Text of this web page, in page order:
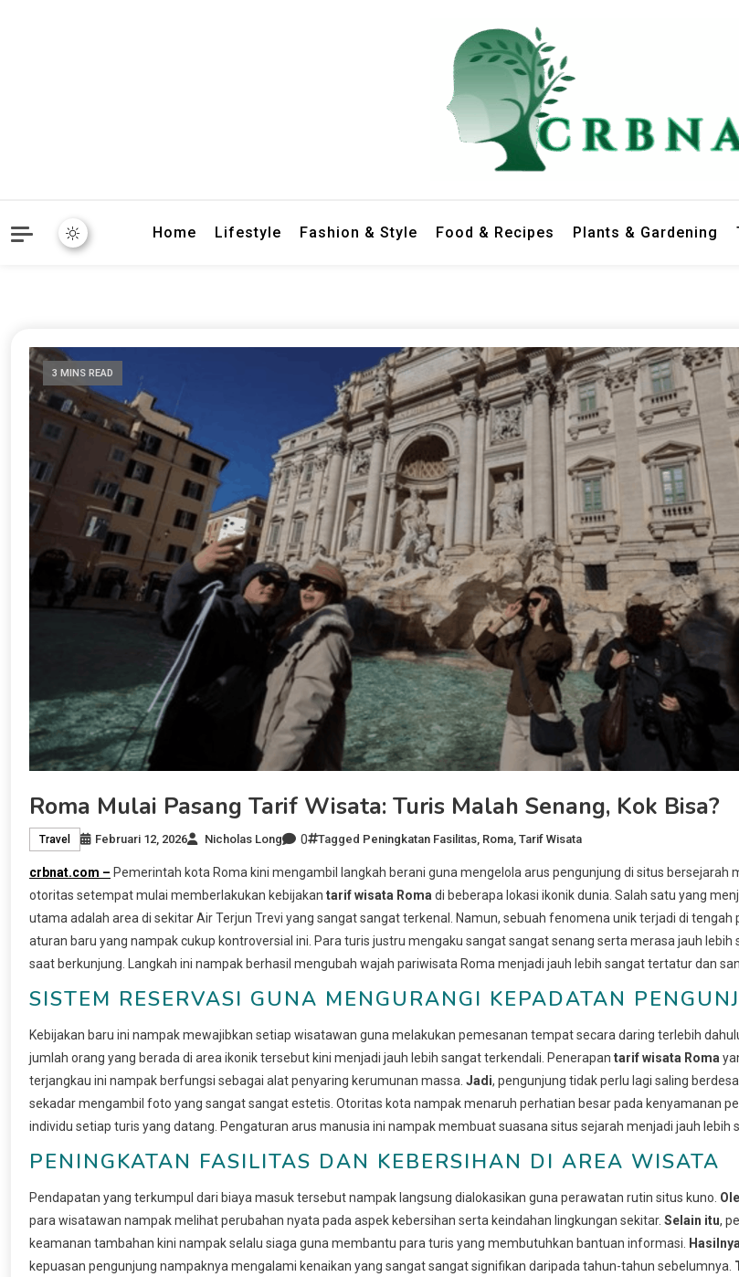
Home Lifestyle Fashion & Style Food & Recipes Plants & Gardening
3 MINS READ
Roma Mulai Pasang Tarif Wisata: Turis Malah Senang, Kok Bisa?
Travel Februari 12, 2026 Nicholas Long 0 Tagged Peningkatan Fasilitas, Roma, Tarif Wisata
crbnat.com – Pemerintah kota Roma kini mengambil langkah berani guna mengelola arus pengunjung di situs bersejarah
otoritas setempat mulai memberlakukan kebijakan tarif wisata Roma di beberapa lokasi ikonik dunia. Salah satu yang
utama adalah area di sekitar Air Terjun Trevi yang sangat sangat terkenal. Namun, sebuah fenomena unik terjadi di tengah
aturan baru yang nampak cukup kontroversial ini. Para turis justru mengaku sangat sangat senang serta merasa jauh lebih
saat berkunjung. Langkah ini nampak berhasil mengubah wajah pariwisata Roma menjadi jauh lebih sangat tertatur dan
SISTEM RESERVASI GUNA MENGURANGI KEPADATAN
Kebijakan baru ini nampak mewajibkan setiap wisatawan guna melakukan pemesanan tempat secara daring terlebih
jumlah orang yang berada di area ikonik tersebut kini menjadi jauh lebih sangat terkendali. Penerapan tarif wisata Roma
terjangkau ini nampak berfungsi sebagai alat penyaring kerumunan massa. Jadi, pengunjung tidak perlu lagi saling
sekadar mengambil foto yang sangat sangat estetis. Otoritas kota nampak menaruh perhatian besar pada kenyamanan
individu setiap turis yang datang. Pengaturan arus manusia ini nampak membuat suasana situs sejarah menjadi jauh lebih
PENINGKATAN FASILITAS DAN KEBERSIHAN DI AREA WISATA
Pendapatan yang terkumpul dari biaya masuk tersebut nampak langsung dialokasikan guna perawatan rutin situs kuno.
para wisatawan nampak melihat perubahan nyata pada aspek kebersihan serta keindahan lingkungan sekitar. Selain itu,
keamanan tambahan kini nampak selalu siaga guna membantu para turis yang membutuhkan bantuan informasi.
Hasilnya
kepuasan pengunjung nampaknya mengalami kenaikan yang sangat sangat signifikan daripada tahun-tahun sebelumnya.